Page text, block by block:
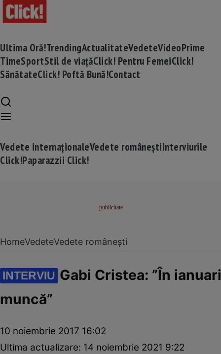
Ultima Oră!TrendingActualitateVedeteVideoPrime
TimeSportStil de viațăClick! Pentru FemeiClick!
SănătateClick! Poftă Bună!Contact
Vedete internaționaleVedete româneștiInterviurile
Click!Paparazzii Click!
HomeVedeteVedete românești
INTERVIU Gabi Cristea: ”În
muncă”
10 noiembrie 2017 16:02
Ultima actualizare: 14 noiembrie 2021 9:22